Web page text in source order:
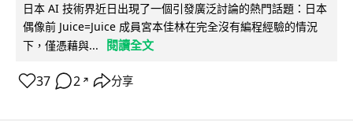
日本 AI 技術界近日出現了一個引發廣泛討論的熱門話題：日本
偶像前 Juice=Juice 成員宮本佳林在完全沒有編程經驗的情況
下，僅憑藉與...
閱讀全文
37 2 ↗ 分享